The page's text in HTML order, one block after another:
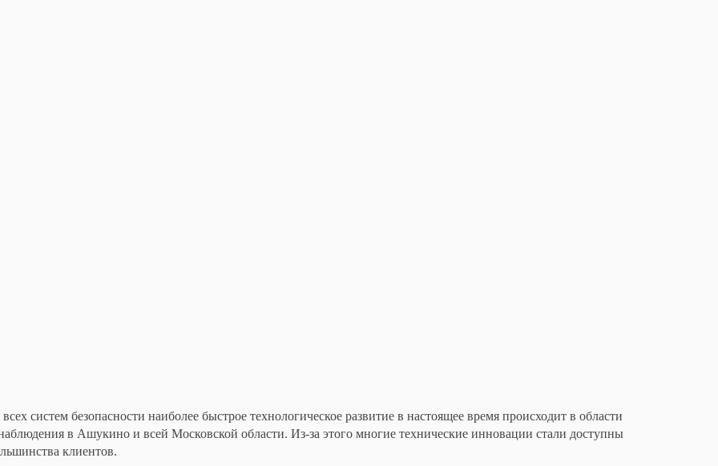
систем безопасности наиболее быстрое технологическое развитие в настоящее время происходит в области
в Ашукино и всей Московской области. Из-за этого многие технические инновации стали доступны
клиентов.